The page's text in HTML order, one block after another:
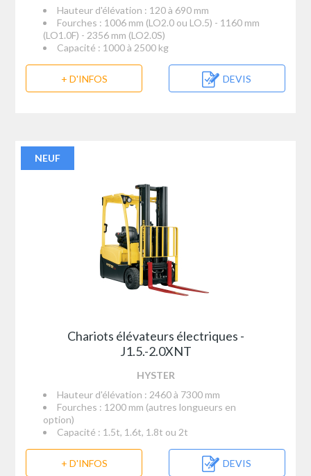
Hauteur d'élévation : 120 à 690 mm
Fourches : 1006 mm (LO2.0 ou LO.5) - 1160 mm
(LO1.0F) - 2356 mm (LO2.0S)
Capacité : 1000 à 2500 kg
+ D'INFOS DEVIS
NEUF
Chariots élévateurs électriques -
J1.5.-2.0XNT
HYSTER
Hauteur d'élévation : 2460 à 7300 mm
Fourches : 1200 mm (autres longueurs en
option)
Capacité : 1.5t, 1.6t, 1.8t ou 2t
+ D'INFOS DEVIS